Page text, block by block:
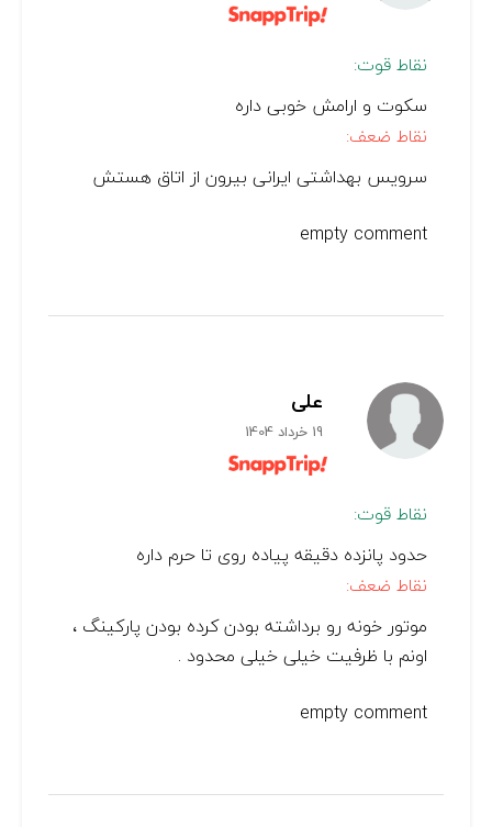
نقاط قوت:
سکوت و ارامش خوبی داره
نقاط ضعف:
سرویس بهداشتی ایرانی بیرون از اتاق هستش
empty comment
علی
19 خرداد 1404
نقاط قوت:
حدود پانزده دقیقه پیاده روی تا حرم داره
نقاط ضعف:
موتور خونه رو برداشته بودن کرده بودن پارکینگ ،
اونم با ظرفیت خیلی خیلی محدود .
empty comment